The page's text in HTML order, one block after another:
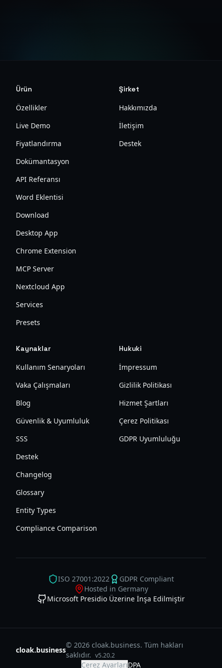
Ürün
Özellikler
Live Demo
Fiyatlandırma
Dokümantasyon
API Referansı
Word Eklentisi
Download
Desktop App
Chrome Extension
MCP Server
Nextcloud App
Services
Presets
Şirket
Hakkımızda
İletişim
Destek
Kaynaklar
Kullanım Senaryoları
Vaka Çalışmaları
Blog
Güvenlik & Uyumluluk
SSS
Destek
Changelog
Glossary
Entity Types
Compliance Comparison
Hukuki
İmpressum
Gizlilik Politikası
Hizmet Şartları
Çerez Politikası
GDPR Uyumluluğu
ISO 27001:2022
GDPR Compliant
Hosted in Germany
Microsoft Presidio Üzerine İnşa Edilmiştir
cloak.business
© 2026 cloak.business. Tüm hakları
saklıdır. v5.20.2
Çerez AyarlarıDPA